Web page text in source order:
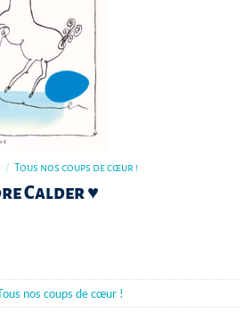
/ Tous nos coups de cœur !
Calder ♥
nos coups de cœur !